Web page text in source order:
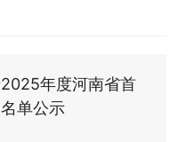
年度河南省首
单公示